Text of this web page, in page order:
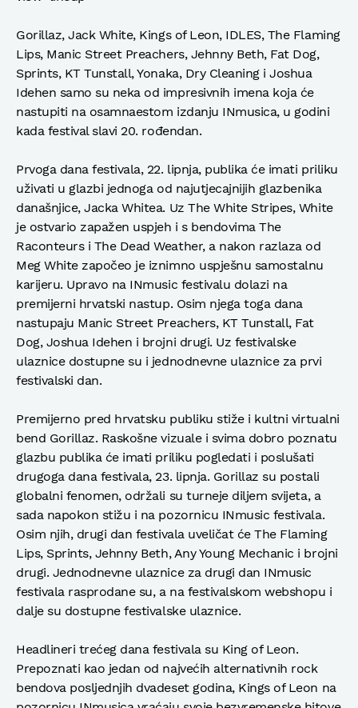
Gorillaz, Jack White, Kings of Leon, IDLES, The Flaming
Lips, Manic Street Preachers, Jehnny Beth, Fat Dog,
Sprints, KT Tunstall, Yonaka, Dry Cleaning i Joshua
Idehen samo su neka od impresivnih imena koja će
nastupiti na osamnaestom izdanju INmusica, u godini
kada festival slavi 20. rođendan.
Prvoga dana festivala, 22. lipnja, publika će imati priliku
uživati u glazbi jednoga od najutjecajnijih glazbenika
današnjice, Jacka Whitea. Uz The White Stripes, White
je ostvario zapažen uspjeh i s bendovima The
Raconteurs i The Dead Weather, a nakon razlaza od
Meg White započeo je iznimno uspješnu samostalnu
karijeru. Upravo na INmusic festivalu dolazi na
premijerni hrvatski nastup. Osim njega toga dana
nastupaju Manic Street Preachers, KT Tunstall, Fat
Dog, Joshua Idehen i brojni drugi. Uz festivalske
ulaznice dostupne su i jednodnevne ulaznice za prvi
festivalski dan.
Premijerno pred hrvatsku publiku stiže i kultni virtualni
bend Gorillaz. Raskošne vizuale i svima dobro poznatu
glazbu publika će imati priliku pogledati i poslušati
drugoga dana festivala, 23. lipnja. Gorillaz su postali
globalni fenomen, održali su turneje diljem svijeta, a
sada napokon stižu i na pozornicu INmusic festivala.
Osim njih, drugi dan festivala uveličat će The Flaming
Lips, Sprints, Jehnny Beth, Any Young Mechanic i brojni
drugi. Jednodnevne ulaznice za drugi dan INmusic
festivala rasprodane su, a na festivalskom webshopu i
dalje su dostupne festivalske ulaznice.
Headlineri trećeg dana festivala su King of Leon.
Prepoznati kao jedan od najvećih alternativnih rock
bendova posljednjih dvadeset godina, Kings of Leon na